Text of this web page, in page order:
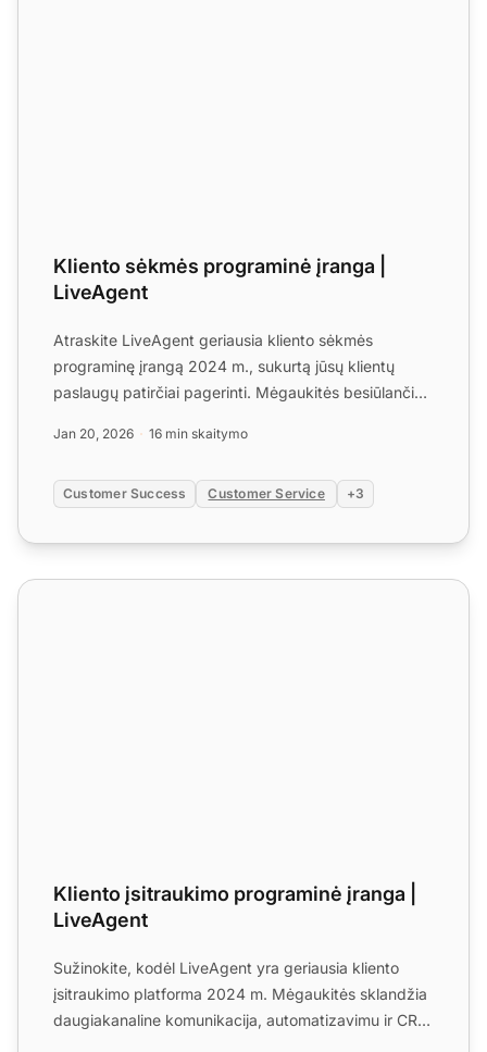
Kliento sėkmės programinė įranga |
LiveAgent
Atraskite LiveAgent geriausia kliento sėkmės
programinę įrangą 2024 m., sukurtą jūsų klientų
paslaugų patirčiai pagerinti. Mėgaukitės besiūlančia
Jan 20, 2026 16 min skaitymo
Customer Success Customer Service +3
Kliento įsitraukimo programinė įranga | LiveAgent
Kliento įsitraukimo programinė įranga |
LiveAgent
Sužinokite, kodėl LiveAgent yra geriausia kliento
įsitraukimo platforma 2024 m. Mėgaukitės sklandžia
daugiakanaline komunikacija, automatizavimu ir CRM